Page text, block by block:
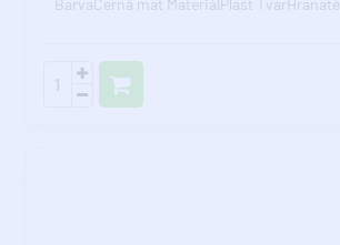
BarvaČerná mat MateriálPlast TvarHranaté..